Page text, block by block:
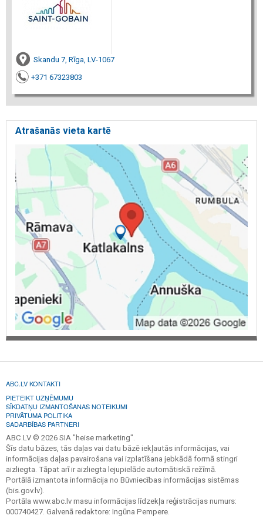
Skandu 7, Rīga, LV-1067
+371 67323803
Atrašanās vieta kartē
ABC.LV KONTAKTI
PIETEIKT UZŅĒMUMU
SĪKDATŅU IZMANTOŠANAS NOTEIKUMI
PRIVĀTUMA POLITIKA
SADARBĪBAS PARTNERI
ABC.LV © 2026 SIA "heise marketing".
Šīs datu bāzes, tās daļas vai datu bāzē iekļautās informācijas, vai
informācijas daļas pavairošana vai izplatīšana jebkādā formā stingri
aizliegta. Tāpat arī ir aizliegta lejupielāde automātiskā režīmā.
Portālā izmantota informācija no Būvniecības informācijas sistēmas
(bis.gov.lv).
Portāla www.abc.lv masu informācijas līdzekļa reģistrācijas numurs:
000740427. Galvenā redaktore: Ingūna Pempere.